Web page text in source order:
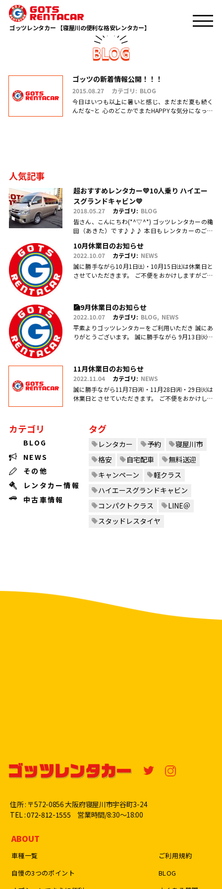
ゴッツレンタカー 【寝屋川の便利な格安レンタカー】
TOP ベンツ
ゴッツの新着情報公開！！！
2015.08.27 カテゴリ: BLOG
今日はいつも以上に暑いと感じ、まだまだ夏も続く
んだな~と 心のどこかでまたHAPPYな気分になって
人気記事
超おすすめレンタカー💛10人乗り ハイエー
スグランドキャビン💛
2018.05.27 カテゴリ: BLOG
皆さん、こんにちわ(*^▽^*) ゴッツレンタカーの穐
田（あきた）です♪♪♪ 本日もレンタカーのご利
りがとうございます(.....
10月休業日のお知らせ
2022.10.07 カテゴリ: NEWS
誠に勝手ながら10月1日㈯・10月15日㈯は休業日と
させていただきます。 ご不便をおかけしますがご理
🎑9月休業日のお知らせ
2022.10.07 カテゴリ: BLOG
NEWS
平素よりゴッツレンタカーをご利用いただき 誠にあ
りがとうございます。 誠に勝手ながら 9月13日㈫・
11月休業日のお知らせ
2022.11.04 カテゴリ: NEWS
誠に勝手ながら11月7日㈪・11月28日㈪・29日㈫は
休業日とさせていただきます。 ご不便をおかけしま
カテゴリ
BLOG
NEWS
その他
レンタカー情報
中古車情報
タグ
レンタカー 予約
寝屋川市
格安
自宅配車
無料送迎
キャンペーン
軽クラス
ハイエースグランドキャビン
コンパクトクラス
LINE＠
スタッドレスタイヤ
住所 : 〒572-0856 大阪府寝屋川市宇谷町3-24
TEL : 072-812-1555 営業時間/8:30〜18:00
ABOUT
車種一覧
ご利用規約
自慢の3つのポイント
BLOG